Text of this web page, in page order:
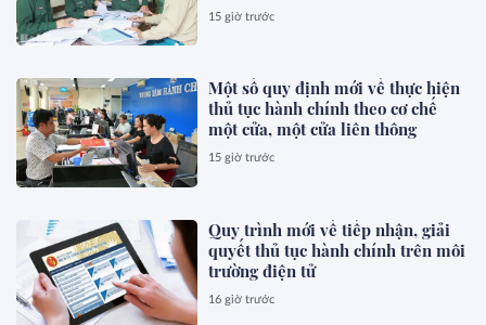
15 giờ trước
Một số quy định mới về thực hiện
thủ tục hành chính theo cơ chế
một cửa, một cửa liên thông
15 giờ trước
Quy trình mới về tiếp nhận, giải
quyết thủ tục hành chính trên môi
trường điện tử
16 giờ trước